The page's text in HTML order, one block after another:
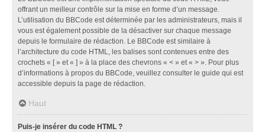
offrant un meilleur contrôle sur la mise en forme d’un message.
L’utilisation du BBCode est déterminée par les administrateurs, mais il
vous est également possible de la désactiver sur chaque message
depuis le formulaire de rédaction. Le BBCode est similaire à
l’architecture du code HTML, les balises sont contenues entre des
crochets « [ » et « ] » à la place des chevrons « < » et « > ». Pour plus
d’informations à propos du BBCode, veuillez consulter le guide qui est
accessible depuis la page de rédaction.
Haut
Puis-je insérer du code HTML ?